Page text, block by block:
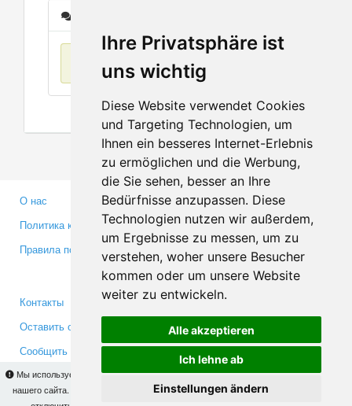
Ihre Privatsphäre ist
uns wichtig
Diese Website verwendet Cookies
und Targeting Technologien, um
Ihnen ein besseres Internet-Erlebnis
zu ermöglichen und die Werbung,
die Sie sehen, besser an Ihre
Bedürfnisse anzupassen. Diese
Technologien nutzen wir außerdem,
um Ergebnisse zu messen, um zu
verstehen, woher unsere Besucher
kommen oder um unsere Website
weiter zu entwickeln.
Alle akzeptieren
Ich lehne ab
Einstellungen ändern
Мы используем cookies для того, чтобы Вы могли использовать весь функционал
нашего сайта. На
Вы сможете узнать подробности и, при желании,
О нас
Политика конфиденциальности
Правила пользования
Партнерам
Инвесторам
Медиа
Контакты
Оставить отзыв
Сообщить об ошибке
Facebook
Twitter
YouTube
Google+